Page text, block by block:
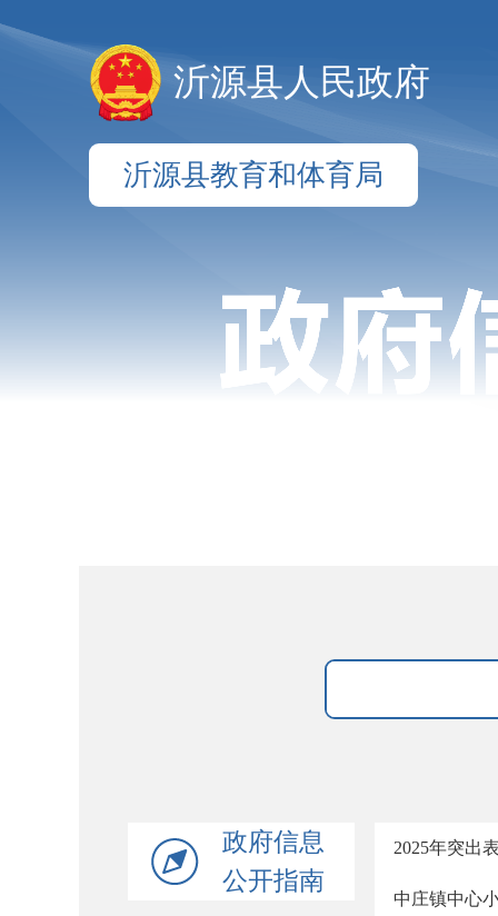
沂源县人民政府
沂源县教育和体育局
政府信息
公开指南
2025年突出
中庄镇中心